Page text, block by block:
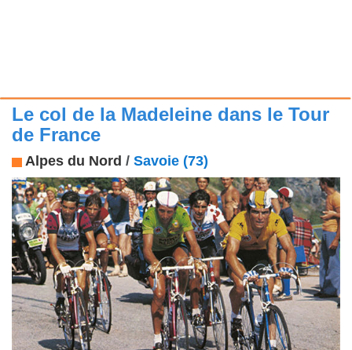
Le col de la Madeleine dans le Tour
de France
Alpes du Nord / Savoie (73)